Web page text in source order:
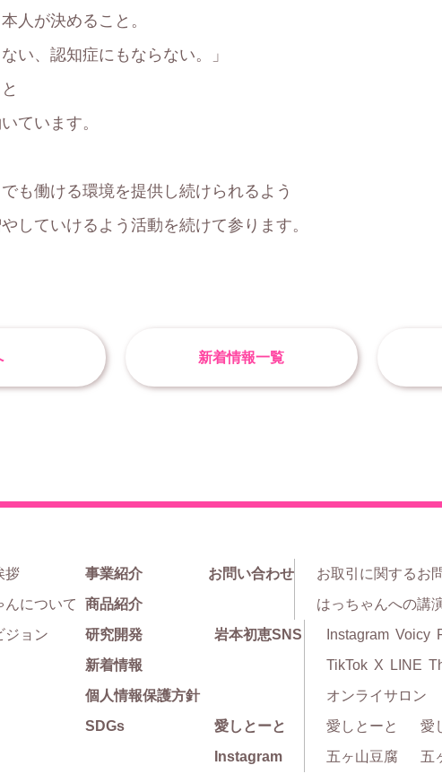
人が決めること。
い、認知症にもならない。」
ています。
も働ける環境を提供し続けられるよう
していけるよう活動を続けて参ります。
新着情報一覧
拶
んについて
ジョン
事業紹介
商品紹介
研究開発
新着情報
個人情報保護方針
SDGs
お問い合わせ
お取引に関するお
はっちゃんへの講
岩本初恵SNS
Instagram Voicy
TikTok X LINE
オンライサロン
愛しとーと
Instagram
愛しとーと
愛
五ヶ山豆腐
五